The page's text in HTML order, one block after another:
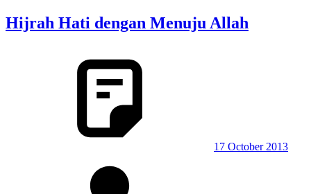
Hijrah Hati dengan Menuju Allah
17 October 2013